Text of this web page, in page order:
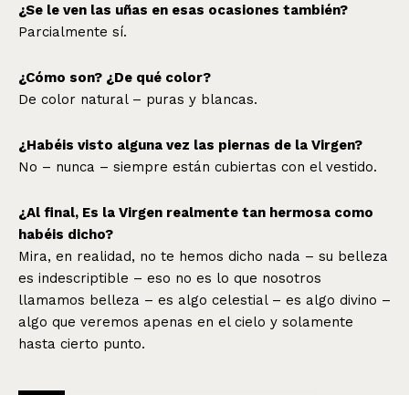
¿Se le ven las uñas en esas ocasiones también?
Parcialmente sí.
¿Cómo son? ¿De qué color?
De color natural – puras y blancas.
¿Habéis visto alguna vez las piernas de la Virgen?
No – nunca – siempre están cubiertas con el vestido.
¿Al final, Es la Virgen realmente tan hermosa como
habéis dicho?
Mira, en realidad, no te hemos dicho nada – su belleza
es indescriptible – eso no es lo que nosotros
llamamos belleza – es algo celestial – es algo divino –
algo que veremos apenas en el cielo y solamente
hasta cierto punto.